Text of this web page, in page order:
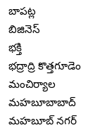
బాపట్ల
బిజినెస్
భక్తి
భద్రాద్రి కొత్తగూడెం
మంచిర్యాల
మహబూబాబాద్
మహబూబ్ నగర్